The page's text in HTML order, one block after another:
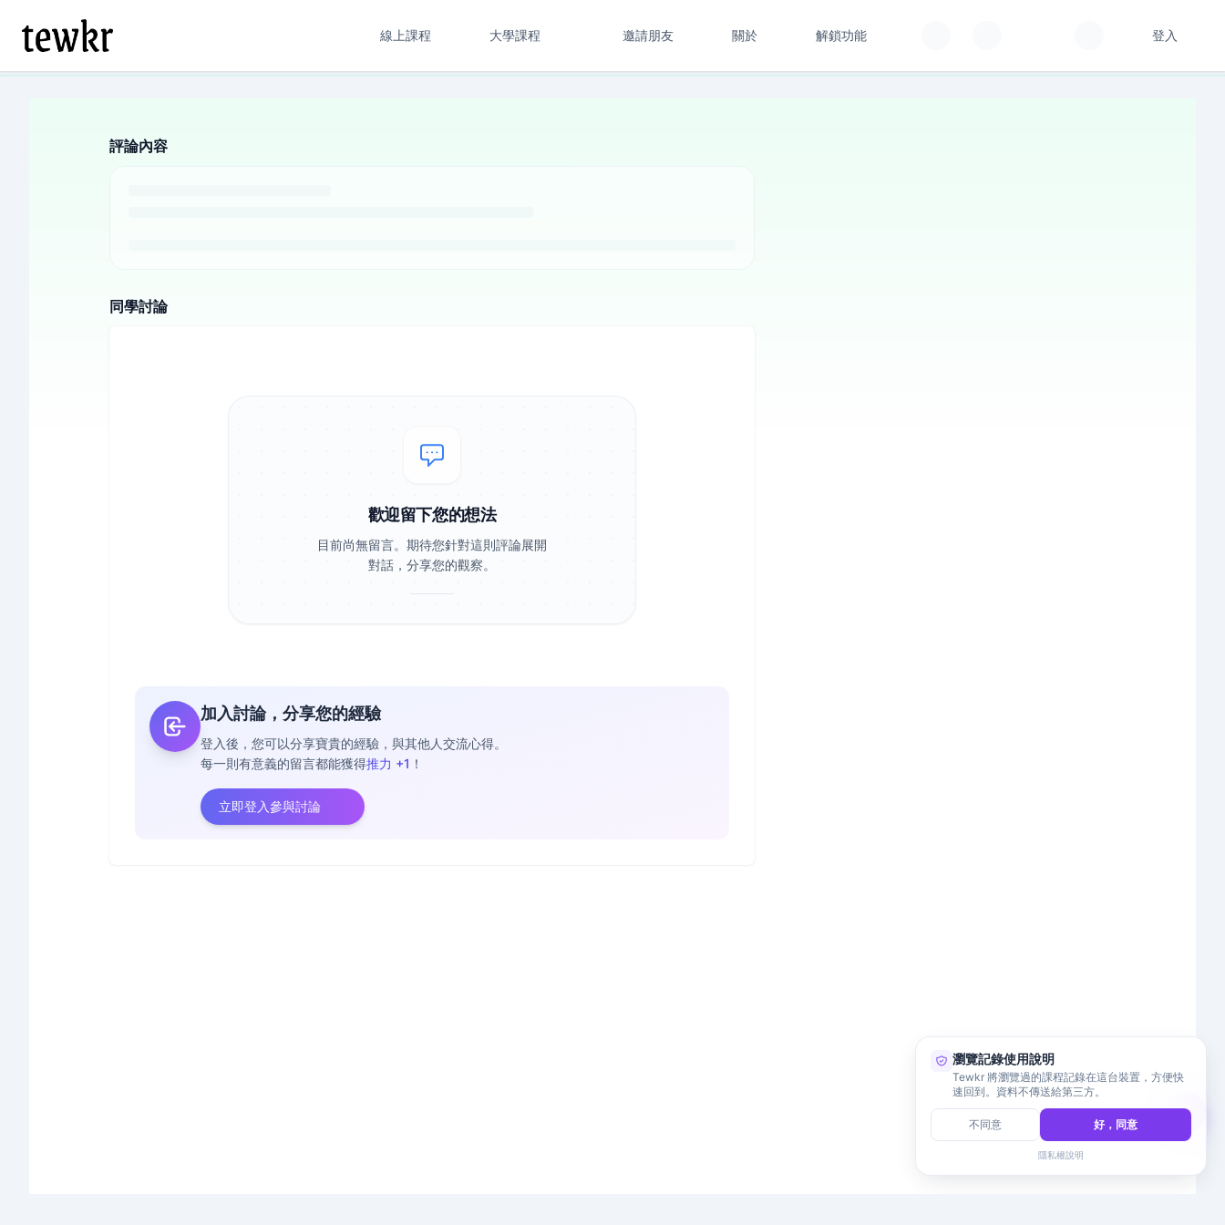
線上課程 大學課程 邀請朋友 關於 解鎖功能 登入
評論內容
同學討論
歡迎留下您的想法
目前尚無留言。期待您針對這則評論展開
對話，分享您的觀察。
加入討論，分享您的經驗
登入後，您可以分享寶貴的經驗，與其他人交流心得。
每一則有意義的留言都能獲得推力 +1 ！
立即登入參與討論
瀏覽記錄使用說明
Tewkr 將瀏覽過的課程記錄在這台裝置，方便快
速回到。資料不傳送給第三方。
不同意 好，同意
隱私權說明